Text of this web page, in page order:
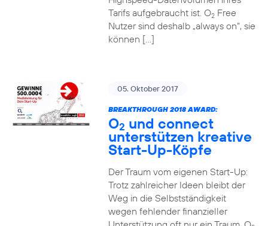
Tarifs aufgebraucht ist. O2Free
Nutzer sind deshalb „always on“, sie
können […]
05. Oktober 2017
BREAKTHROUGH 2018 AWARD:
O2 und connect
unterstützen kreative
Start-Up-Köpfe
Der Traum vom eigenen Start-Up:
Trotz zahlreicher Ideen bleibt der
Weg in die Selbstständigkeit
wegen fehlender finanzieller